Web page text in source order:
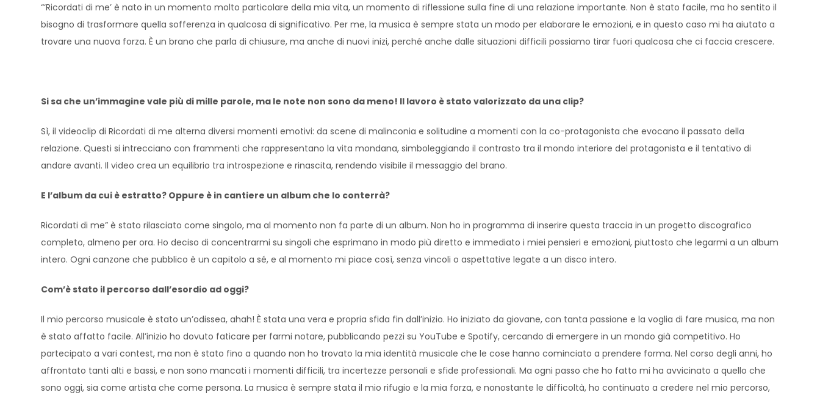
“‘Ricordati di me’ è nato in un momento molto particolare della mia vita, un momento di riflessione sulla fine di una relazione importante. Non è stato facile, ma ho sentito il
bisogno di trasformare quella sofferenza in qualcosa di significativo. Per me, la musica è sempre stata un modo per elaborare le emozioni, e in questo caso mi ha aiutato a
trovare una nuova forza. È un brano che parla di chiusure, ma anche di nuovi inizi, perché anche dalle situazioni difficili possiamo tirar fuori qualcosa che ci faccia crescere.
Si sa che un’immagine vale più di mille parole, ma le note non sono da meno! Il lavoro è stato valorizzato da una clip?
Sì, il videoclip di Ricordati di me alterna diversi momenti emotivi: da scene di malinconia e solitudine a momenti con la co-protagonista che evocano il passato della
relazione. Questi si intrecciano con frammenti che rappresentano la vita mondana, simboleggiando il contrasto tra il mondo interiore del protagonista e il tentativo di
andare avanti. Il video crea un equilibrio tra introspezione e rinascita, rendendo visibile il messaggio del brano.
E l’album da cui è estratto? Oppure è in cantiere un album che lo conterrà?
Ricordati di me” è stato rilasciato come singolo, ma al momento non fa parte di un album. Non ho in programma di inserire questa traccia in un progetto discografico
completo, almeno per ora. Ho deciso di concentrarmi su singoli che esprimano in modo più diretto e immediato i miei pensieri e emozioni, piuttosto che legarmi a un album
intero. Ogni canzone che pubblico è un capitolo a sé, e al momento mi piace così, senza vincoli o aspettative legate a un disco intero.
Com’è stato il percorso dall’esordio ad oggi?
Il mio percorso musicale è stato un’odissea, ahah! È stata una vera e propria sfida fin dall’inizio. Ho iniziato da giovane, con tanta passione e la voglia di fare musica, ma non
è stato affatto facile. All’inizio ho dovuto faticare per farmi notare, pubblicando pezzi su YouTube e Spotify, cercando di emergere in un mondo già competitivo. Ho
partecipato a vari contest, ma non è stato fino a quando non ho trovato la mia identità musicale che le cose hanno cominciato a prendere forma. Nel corso degli anni, ho
affrontato tanti alti e bassi, e non sono mancati i momenti difficili, tra incertezze personali e sfide professionali. Ma ogni passo che ho fatto mi ha avvicinato a quello che
sono oggi, sia come artista che come persona. La musica è sempre stata il mio rifugio e la mia forza, e nonostante le difficoltà, ho continuato a credere nel mio percorso,